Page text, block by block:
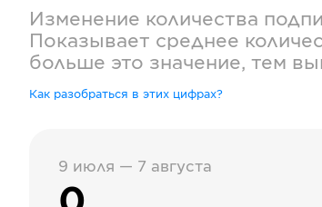
Изменение количества
Показывает среднее
больше это значение, тем
Как разобраться в этих цифрах?
9 июля — 7 августа